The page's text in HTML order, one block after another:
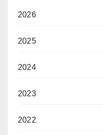
2026
2025
2024
2023
2022